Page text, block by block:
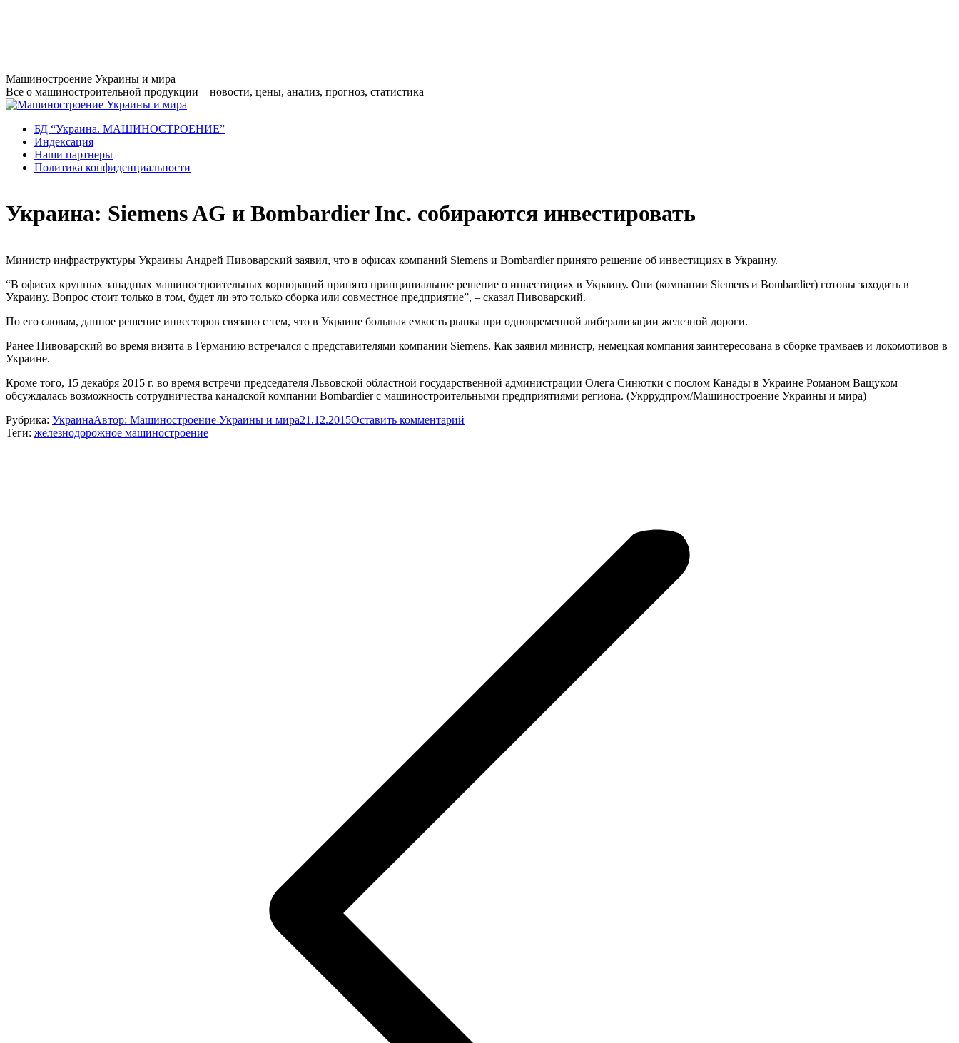
Перейти
к
содержанию
Машиностроение Украины и мира
Все о машиностроительной продукции – новости, цены, анализ, прогноз, статистика
БД “Украина. МАШИНОСТРОЕНИЕ”
Индекcация
Наши партнеры
Политика конфиденциальности
Украина: Siemens AG и Bombardier Inc. собираются инвестировать
Министр инфраструктуры Украины Андрей Пивоварский заявил, что в офисах компаний Siemens и Bombardier принято решение об инвестициях в Украину.
“В офисах крупных западных машиностроительных корпораций принято принципиальное решение о инвестициях в Украину. Они (компании Siemens и Bombardier) готовы заходить в
Украину. Вопрос стоит только в том, будет ли это только сборка или совместное предприятие”, – сказал Пивоварский.
По его словам, данное решение инвесторов связано с тем, что в Украине большая емкость рынка при одновременной либерализации железной дороги.
Ранее Пивоварский во время визита в Германию встречался с представителями компании Siemens. Как заявил министр, немецкая компания заинтересована в сборке трамваев и локомотивов в
Украине.
Кроме того, 15 декабря 2015 г. во время встречи председателя Львовской областной государственной администрации Олега Синютки с послом Канады в Украине Романом Ващуком
обсуждалась возможность сотрудничества канадской компании Bombardier с машиностроительными предприятиями региона. (Укррудпром/Машиностроение Украины и мира)
Рубрика: УкраинаАвтор: Машиностроение Украины и мира21.12.2015Оставить комментарий
Теги: железнодорожное машиностроение